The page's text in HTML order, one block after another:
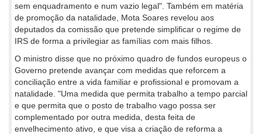
sem enquadramento e num vazio legal". Também em matéria
de promoção da natalidade, Mota Soares revelou aos
deputados da comissão que pretende simplificar o regime de
IRS de forma a privilegiar as famílias com mais filhos.
O ministro disse que no próximo quadro de fundos europeus o
Governo pretende avançar com medidas que reforcem a
conciliação entre a vida familiar e profissional e promovam a
natalidade. "Uma medida que permita trabalho a tempo parcial
e que permita que o posto de trabalho vago possa ser
complementado por outra medida, desta feita de
envelhecimento ativo, e que visa a criação de reforma a